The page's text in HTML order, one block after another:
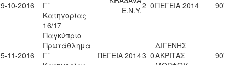
10-2016
Γ΄
Κατηγορίας
16/17
Ε.Ν.Y.2 0ΠΕΓΕΙΑ 2014 90'
11-2016
Παγκύπριο
Πρωτάθλημα
Γ΄
ΠΕΓΕΙΑ 20143 0
ΔΙΓΕΝΗΣ
ΑΚΡΙΤΑΣ
90'